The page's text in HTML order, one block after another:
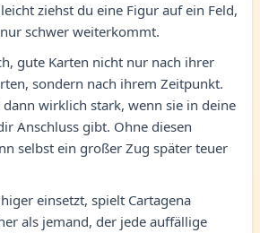
ziehst du eine Figur auf ein Feld,
schwer weiterkommt.
gute Karten nicht nur nach ihrer
sondern nach ihrem Zeitpunkt.
dann wirklich stark, wenn sie in deine
Anschluss gibt. Ohne diesen
selbst ein großer Zug später teuer
einsetzt, spielt Cartagena
als jemand, der jede auffällige